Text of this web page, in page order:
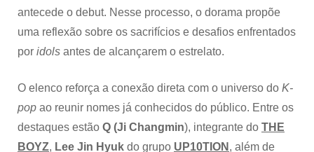
antecede o debut. Nesse processo, o dorama propõe
uma reflexão sobre os sacrifícios e desafios enfrentados
por idols antes de alcançarem o estrelato.
O elenco reforça a conexão direta com o universo do K-
pop ao reunir nomes já conhecidos do público. Entre os
destaques estão Q (Ji Changmin), integrante do THE
BOYZ, Lee Jin Hyuk do grupo UP10TION , além de